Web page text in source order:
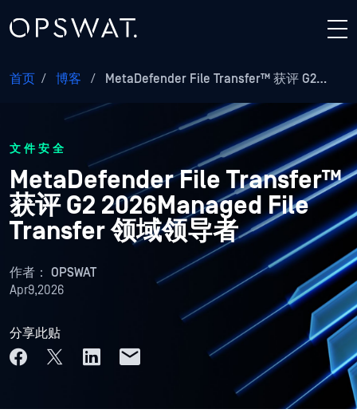
首页 / 博客 / MetaDefender File Transfer™ 获评 G2…
文件安全
MetaDefender File Transfer™
获评 G2 2026Managed File
Transfer 领域领导者
作者： OPSWAT
Apr9,2026
分享此贴